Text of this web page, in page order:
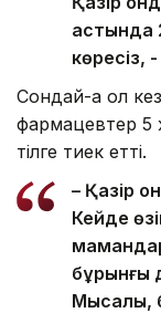
астында
көресіз,
Сондай-ақ ол
фармацевтер 5
тілге тиек етті.
– Қазір
Кейде
бұрынғы
Мысалы,